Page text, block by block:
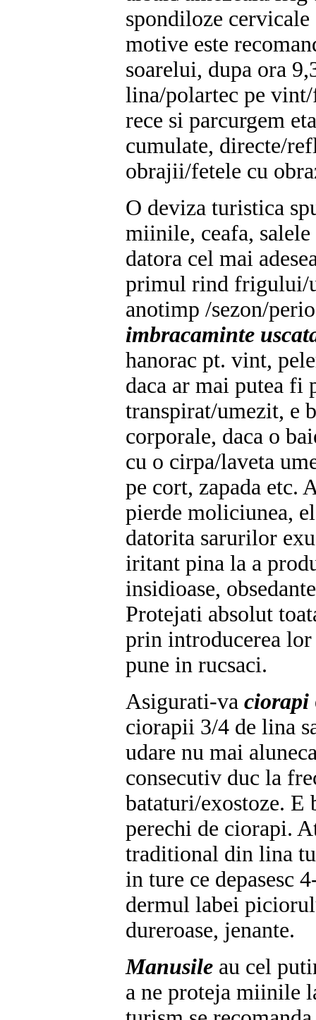
spondiloze
motive este
soarelui, dupa ora
lina/polartec pe
rece si parcurgem
cumulate, directe/
obrajii/fetele cu
O deviza turistica
miinile, ceafa,
datora cel mai
primul rind frigului/
anotimp /sezon/
imbracaminte
hanorac pt. vint,
daca ar mai putea
transpirat/umezit, e
corporale, daca o
cu o cirpa/laveta
pe cort, zapada etc.
pierde moliciunea,
datorita sarurilor
iritant pina la a
insidioase,
Protejati absolut
prin introducerea
pune in rucsaci.
Asigurati-va ciorapi
ciorapii 3/4 de lina
udare nu mai
consecutiv duc la
bataturi/exostoze. E
perechi de ciorapi.
traditional din lina
in ture ce depasesc
dermul labei
dureroase, jenante.
Manusile au cel
a ne proteja miinile